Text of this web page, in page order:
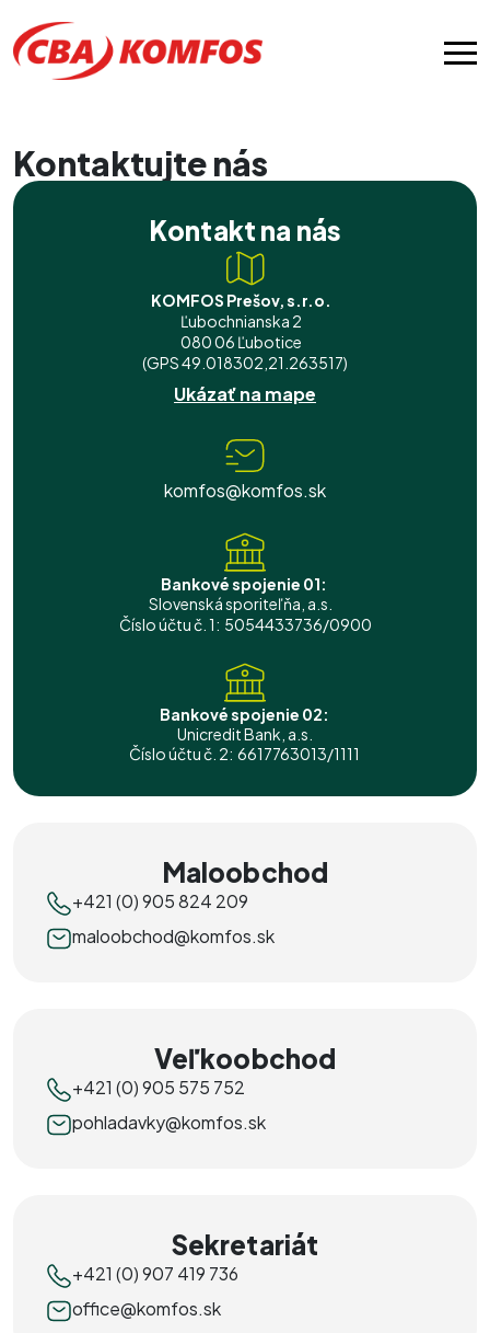
Kontaktujte nás
Kontakt na nás
KOMFOS Prešov, s.r.o.
Ľubochnianska 2
080 06 Ľubotice
(GPS 49.018302,21.263517)
Ukázať na mape
komfos@komfos.sk
Bankové spojenie 01:
Slovenská sporiteľňa, a.s.
Číslo účtu č. 1: 5054433736/0900
Bankové spojenie 02:
Unicredit Bank, a.s.
Číslo účtu č. 2: 6617763013/1111
Maloobchod
+421 (0) 905 824 209
maloobchod@komfos.sk
Veľkoobchod
+421 (0) 905 575 752
pohladavky@komfos.sk
Sekretariát
+421 (0) 907 419 736
office@komfos.sk